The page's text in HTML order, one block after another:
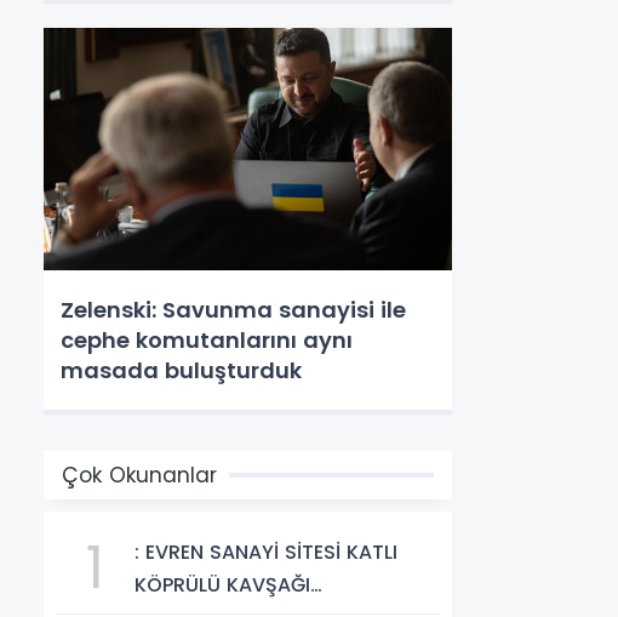
Zelenski: Savunma sanayisi ile
cephe komutanlarını aynı
masada buluşturduk
Çok Okunanlar
1
: EVREN SANAYİ SİTESİ KATLI
KÖPRÜLÜ KAVŞAĞI